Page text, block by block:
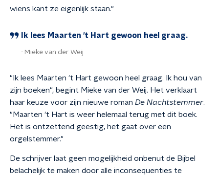
wiens kant ze eigenlijk staan."
Ik lees Maarten 't Hart gewoon heel graag.
Mieke van der Weij
"Ik lees Maarten 't Hart gewoon heel graag. Ik hou van
zijn boeken", begint Mieke van der Weij. Het verklaart
haar keuze voor zijn nieuwe roman De Nachtstemmer.
"Maarten 't Hart is weer helemaal terug met dit boek.
Het is ontzettend geestig, het gaat over een
orgelstemmer."
De schrijver laat geen mogelijkheid onbenut de Bijbel
belachelijk te maken door alle inconsequenties te